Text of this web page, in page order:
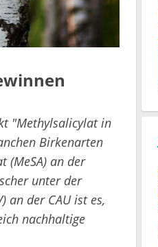
"Methylsalicylat in
Birkenarten
(MeSA) an der
unter der
an der CAU ist es,
nachhaltige